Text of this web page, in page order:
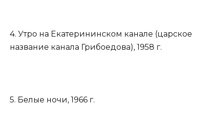
4. Утро на Екатерининском канале (царское
название канала Грибоедова), 1958 г.
5. Белые ночи, 1966 г.